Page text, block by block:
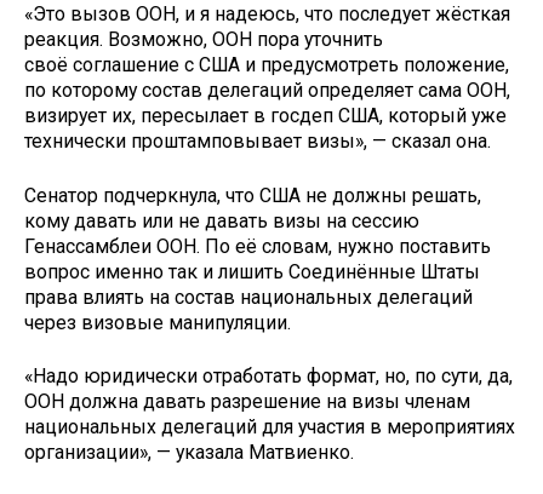
«Это вызов ООН, и я надеюсь, что последует жёсткая
реакция. Возможно, ООН пора уточнить
своё соглашение с США и предусмотреть положение,
по которому состав делегаций определяет сама ООН,
визирует их, пересылает в госдеп США, который уже
технически проштамповывает визы», — сказал она.
Сенатор подчеркнула, что США не должны решать,
кому давать или не давать визы на сессию
Генассамблеи ООН. По её словам, нужно поставить
вопрос именно так и лишить Соединённые Штаты
права влиять на состав национальных делегаций
через визовые манипуляции.
«Надо юридически отработать формат, но, по сути, да,
ООН должна давать разрешение на визы членам
национальных делегаций для участия в мероприятиях
организации», — указала Матвиенко.